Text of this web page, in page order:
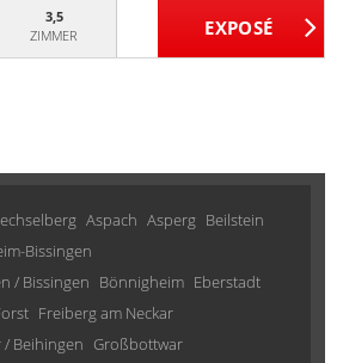
3,5
ZIMMER
Aspach Asperg Beilstein
Bissingen
/ Bissingen Bönnigheim Eberstadt
Freiberg am Neckar
/ Beihingen Großbottwar